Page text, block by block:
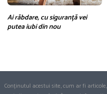
Ai răbdare, cu siguranță vei
putea iubi din nou
Conținutul acestui site, cum ar fi